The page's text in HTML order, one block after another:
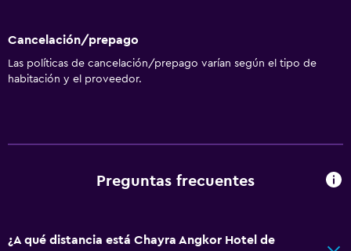
Cancelación/prepago
Las políticas de cancelación/prepago varían según el tipo de
habitación y el proveedor.
Preguntas frecuentes
¿A qué distancia está Chayra Angkor Hotel de